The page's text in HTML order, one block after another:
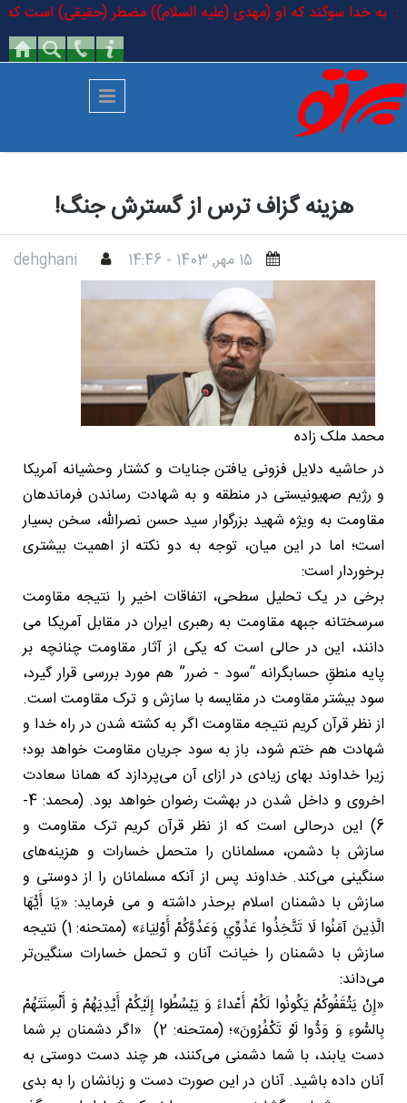
رفتن به محتوای اصلی
به خدا سوگند که او (مهدی (علیه السلام)) مضطر (حقیقی) است
هزینه‌ گزاف ترس از گسترش جنگ!
15 مهر, 1403 - 14:46 dehghani
محمد ملک زاده
در حاشیه دلایل فزونی یافتن جنایات و کشتار وحشیانه آمریکا
و رژیم صهیونیستی در منطقه و به شهادت رساندن فرماندهان
مقاومت به ویژه شهید بزرگوار سید حسن نصرالله، سخن بسیار
است؛ اما در این میان، توجه به دو نکته از اهمیت بیشتری
برخوردار است:
برخی در یک تحلیل سطحی، اتفاقات اخیر را نتیجه مقاومت
سرسختانه جبهه مقاومت به رهبری ایران در مقابل آمریکا می
دانند، این در حالی است که یکی از آثار مقاومت چنانچه بر
پایه منطقِ حسابگرانه “سود - ضرر” هم مورد بررسی قرار گیرد،
سود بیشتر مقاومت در مقایسه با سازش و ترک مقاومت است.
از نظر قرآن کریم نتیجه مقاومت اگر به کشته شدن در راه خدا و
شهادت هم ختم شود، باز به سود جریان مقاومت خواهد بود؛
زیرا خداوند بهای زیادی در ازای آن می‌پردازد که همانا سعادت
اخروی و داخل شدن در بهشت رضوان خواهد بود. (محمد: 4-
6) این درحالی است که از نظر قرآن کریم ترک مقاومت و
سازش با دشمن، مسلمانان را متحمل خسارات و هزینه‌های
سنگینی می‌کند. خداوند پس از آنکه مسلمانان را از دوستی و
سازش با دشمنان اسلام برحذر داشته و می فرماید: «يَا أَيُّهَا
الَّذِينَ آمَنُوا لَا تَتَّخِذُوا عَدُوِّي وَعَدُوَّكُمْ أَوْلِيَاءَ» (ممتحنه: 1) نتیجه
سازش با دشمنان را خیانت آنان و تحمل خسارات سنگین‌تر
می‌داند:
«إِنْ یَثْقَفُوکُمْ یَکُونُوا لَکُمْ أَعْداءً وَ یَبْسُطُوا إِلَیْکُمْ أَیْدِیَهُمْ وَ أَلْسِنَتَهُمْ
بِالسُّوءِ وَ وَدُّوا لَوْ تَکْفُرُونَ»؛ (ممتحنه: 2) «اگر دشمنان بر شما
دست یابند، با شما دشمنى مى‌کنند، هر چند دست دوستى به
آنان داده باشید. آنان در این صورت دست و زبانشان را به بدى